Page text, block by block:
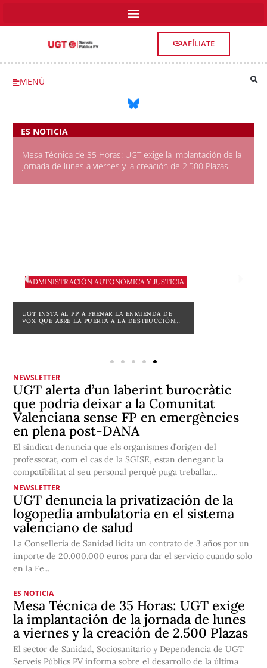
AFÍLIATE
MENÚ
ES NOTICIA
Mesa Técnica de 35 Horas: UGT exige la implantación de la
jornada de lunes a viernes y la creación de 2.500 Plazas
DESTACADO
SINDICATS EDUCATIUS I LA CADPV CONVOQUEN
UNA MANIFESTACIÓ UNITÀRIA EL 12 DE
NEWSLETTER
UGT alerta d’un laberint burocràtic
que podria deixar a la Comunitat
Valenciana sense FP en emergències
en plena post-DANA
El sindicat denuncia que els organismes d’origen del
professorat, com el cas de la SGISE, estan denegant la
compatibilitat al seu personal perquè puga treballar...
NEWSLETTER
UGT denuncia la privatización de la
logopedia ambulatoria en el sistema
valenciano de salud
La Conselleria de Sanidad licita un contrato de 3 años por un
importe de 20.000.000 euros para dar el servicio cuando solo
en la Fe...
ES NOTICIA
Mesa Técnica de 35 Horas: UGT exige
la implantación de la jornada de lunes
a viernes y la creación de 2.500 Plazas
El sector de Sanidad, Sociosanitario y Dependencia de UGT
Serveis Públics PV informa sobre el desarrollo de la última